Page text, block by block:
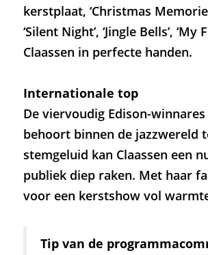
kerstplaat, ‘Christmas
‘Silent Night’, ‘Jingle Bells’,
Claassen in perfecte handen.
Internationale top
De viervoudig Edison-
behoort binnen de jazzwereld
stemgeluid kan Claassen een
publiek diep raken. Met haar
voor een kerstshow vol
Tip van de